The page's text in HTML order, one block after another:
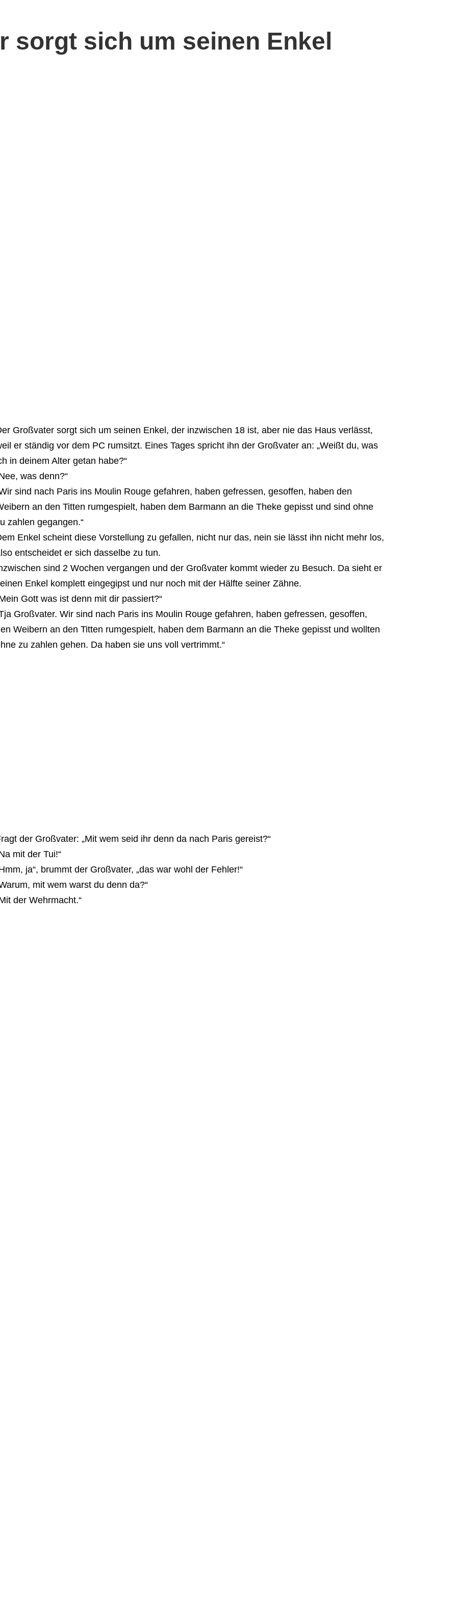
sorgt sich um seinen Enkel
Großvater sorgt sich um seinen Enkel, der inzwischen 18 ist, aber nie das Haus verlässt,
er ständig vor dem PC rumsitzt. Eines Tages spricht ihn der Großvater an: „Weißt du, was
in deinem Alter getan habe?“
was denn?“
sind nach Paris ins Moulin Rouge gefahren, haben gefressen, gesoffen, haben den
an den Titten rumgespielt, haben dem Barmann an die Theke gepisst und sind ohne
zahlen gegangen.“
Enkel scheint diese Vorstellung zu gefallen, nicht nur das, nein sie lässt ihn nicht mehr los,
entscheidet er sich dasselbe zu tun.
sind 2 Wochen vergangen und der Großvater kommt wieder zu Besuch. Da sieht er
Enkel komplett eingegipst und nur noch mit der Hälfte seiner Zähne.
Gott was ist denn mit dir passiert?“
Großvater. Wir sind nach Paris ins Moulin Rouge gefahren, haben gefressen, gesoffen,
Weibern an den Titten rumgespielt, haben dem Barmann an die Theke gepisst und wollten
zu zahlen gehen. Da haben sie uns voll vertrimmt.“
der Großvater: „Mit wem seid ihr denn da nach Paris gereist?“
mit der Tui!“
ja“, brummt der Großvater, „das war wohl der Fehler!“
mit wem warst du denn da?“
der Wehrmacht.“